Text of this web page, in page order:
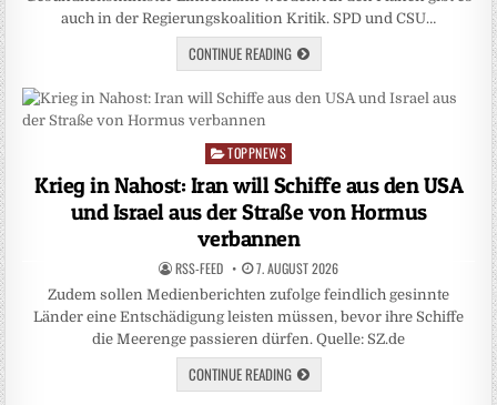
auch in der Regierungskoalition Kritik. SPD und CSU…
CONTINUE READING
Posted
TOPPNEWS
Krieg in Nahost: Iran will Schiffe aus den USA
und Israel aus der Straße von Hormus
verbannen
RSS-FEED 7. AUGUST 2026
Zudem sollen Medienberichten zufolge feindlich gesinnte
Länder eine Entschädigung leisten müssen, bevor ihre Schiffe
die Meerenge passieren dürfen. Quelle: SZ.de
CONTINUE READING